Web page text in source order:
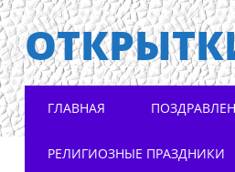
Main menu
ГЛАВНАЯ
РЕЛИГИОЗНЫЕ ПРАЗДНИКИ